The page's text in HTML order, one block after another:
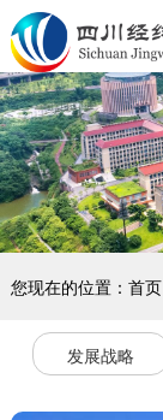
您现在的位置： 首页
发展战略